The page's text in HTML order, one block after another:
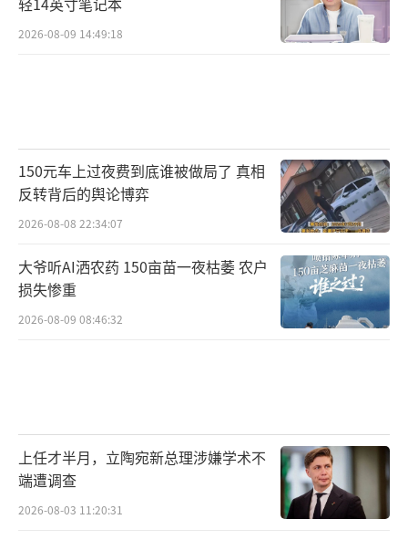
2026-08-09 14:49:18
150元车上过夜费到底谁被做局了 真相
反转背后的舆论博弈
2026-08-08 22:34:07
大爷听AI洒农药 150亩苗一夜枯萎 农户
损失惨重
2026-08-09 08:46:32
上任才半月，立陶宛新总理涉嫌学术不
端遭调查
2026-08-03 11:20:31